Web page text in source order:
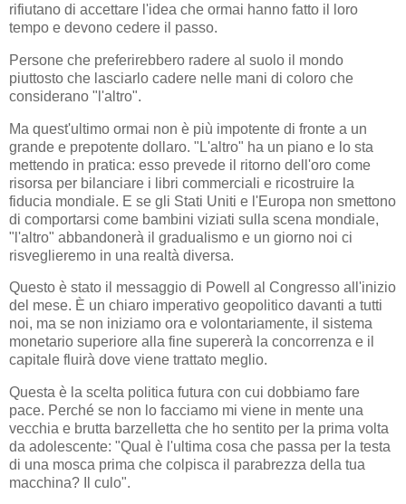
rifiutano di accettare l'idea che ormai hanno fatto il loro
tempo e devono cedere il passo.
Persone che preferirebbero radere al suolo il mondo
piuttosto che lasciarlo cadere nelle mani di coloro che
considerano "l'altro".
Ma quest'ultimo ormai non è più impotente di fronte a un
grande e prepotente dollaro. "L'altro" ha un piano e lo sta
mettendo in pratica: esso prevede il ritorno dell'oro come
risorsa per bilanciare i libri commerciali e ricostruire la
fiducia mondiale. E se gli Stati Uniti e l'Europa non smettono
di comportarsi come bambini viziati sulla scena mondiale,
"l'altro" abbandonerà il gradualismo e un giorno noi ci
risveglieremo in una realtà diversa.
Questo è stato il messaggio di Powell al Congresso all'inizio
del mese. È un chiaro imperativo geopolitico davanti a tutti
noi, ma se non iniziamo ora e volontariamente, il sistema
monetario superiore alla fine supererà la concorrenza e il
capitale fluirà dove viene trattato meglio.
Questa è la scelta politica futura con cui dobbiamo fare
pace. Perché se non lo facciamo mi viene in mente una
vecchia e brutta barzelletta che ho sentito per la prima volta
da adolescente: "Qual è l'ultima cosa che passa per la testa
di una mosca prima che colpisca il parabrezza della tua
macchina? Il culo".